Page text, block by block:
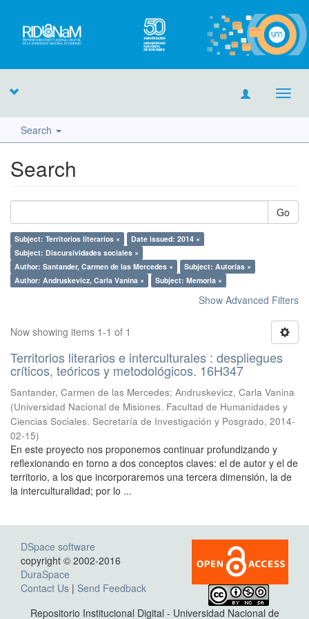
Search
Search
Go
Subject: Territorios literarios ×
Date issued: 2014 ×
Subject: Discursividades sociales ×
Author: Santander, Carmen de las Mercedes ×
Subject: Autorías ×
Author: Andruskevicz, Carla Vanina ×
Subject: Memoria ×
Show Advanced Filters
Now showing items 1-1 of 1
Territorios literarios e interculturales : despliegues
críticos, teóricos y metodológicos. 16H347
Santander, Carmen de las Mercedes; Andruskevicz, Carla Vanina
(Universidad Nacional de Misiones. Facultad de Humanidades y
Ciencias Sociales. Secretaría de Investigación y Posgrado, 2014-
02-15)
En este proyecto nos proponemos continuar profundizando y
reflexionando en torno a dos conceptos claves: el de autor y el de
territorio, a los que incorporaremos una tercera dimensión, la de
la interculturalidad; por lo ...
DSpace software
copyright © 2002-2016
DuraSpace
Contact Us | Send Feedback
Repositorio Institucional Digital - Universidad Nacional de